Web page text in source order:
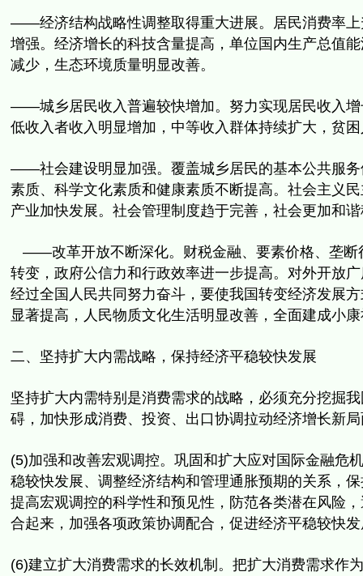
——经济结构战略性调整取得重大进展。居民消费率上
增强。 经济增长的科技含量提高， 单位国内生产总值
减少，生态环境质量明显改善。
——城乡居民收入普遍较快增加。 努力实现居民收入
低收入者收入明显增加， 中等收入群体持续扩大，贫
——社会建设明显加强。 覆盖城乡居民的基本公共服
素质、 科学文化素质和健康素质不断提高。社会主义
产业加快发展。 社会管理制度趋于完善，社会更加和
——改革开放不断深化。财税金融、要素价格、 垄断
转变，政府公信力和行政效率进一步提高。 对外开放
经过全国人民共同努力奋斗， 要使我国转变经济发展
显著提高，人民物质文化生活明显改善， 全面建成小
二、坚持扩大内需战略，保持经济平稳较快发展
坚持扩大内需特别是消费需求的战略， 必须充分挖掘
碍，加快形成消费、投资、 出口协调拉动经济增长新
(5)加强和改善宏观调控。 巩固和扩大应对国际金融危
稳较快发展、 调整经济结构和管理通胀预期的关系，
提高宏观调控的科学性和预见性，防范各类潜在风险，
合起来， 加强各项政策协调配合，促进经济平稳较快
(6)建立扩大消费需求的长效机制。 把扩大消费需求作